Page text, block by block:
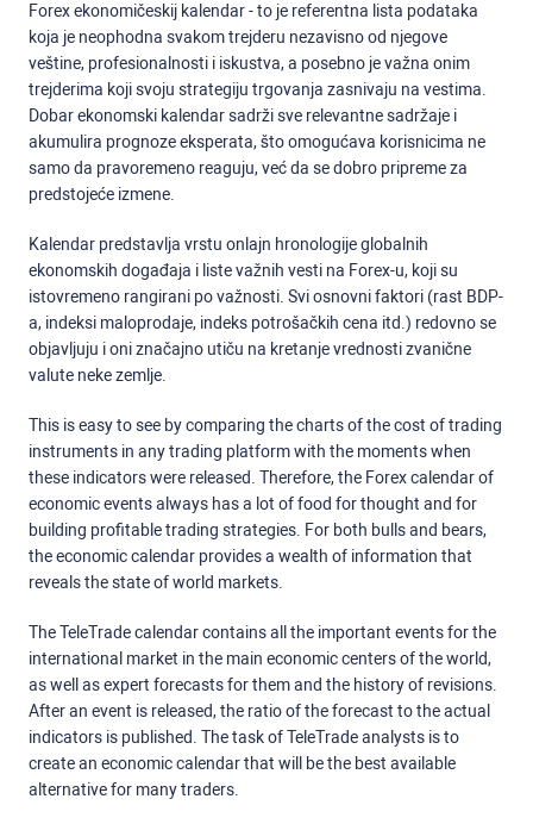
Forex ekonomičeskij kalendar - to je referentna lista podataka
koja je neophodna svakom trejderu nezavisno od njegove
veštine, profesionalnosti i iskustva, a posebno je važna onim
trejderima koji svoju strategiju trgovanja zasnivaju na vestima.
Dobar ekonomski kalendar sadrži sve relevantne sadržaje i
akumulira prognoze eksperata, što omogućava korisnicima ne
samo da pravoremeno reaguju, već da se dobro pripreme za
predstojeće izmene.
Kalendar predstavlja vrstu onlajn hronologije globalnih
ekonomskih događaja i liste važnih vesti na Forex-u, koji su
istovremeno rangirani po važnosti. Svi osnovni faktori (rast BDP-
a, indeksi maloprodaje, indeks potrošačkih cena itd.) redovno se
objavljuju i oni značajno utiču na kretanje vrednosti zvanične
valute neke zemlje.
This is easy to see by comparing the charts of the cost of trading
instruments in any trading platform with the moments when
these indicators were released. Therefore, the Forex calendar of
economic events always has a lot of food for thought and for
building profitable trading strategies. For both bulls and bears,
the economic calendar provides a wealth of information that
reveals the state of world markets.
The TeleTrade calendar contains all the important events for the
international market in the main economic centers of the world,
as well as expert forecasts for them and the history of revisions.
After an event is released, the ratio of the forecast to the actual
indicators is published. The task of TeleTrade analysts is to
create an economic calendar that will be the best available
alternative for many traders.